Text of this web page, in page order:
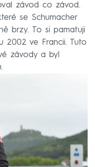
závod co závod.
se Schumacher
brzy. To si pamatuji
2002 ve Francii. Tuto
závody a byl